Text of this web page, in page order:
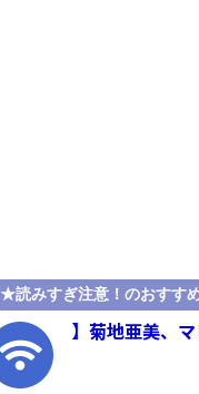
★読みすぎ注意！のおすす
】菊地亜美、